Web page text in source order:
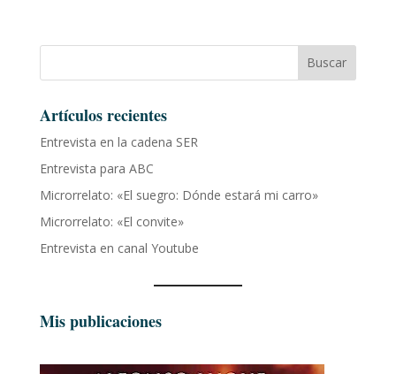
Buscar
Artículos recientes
Entrevista en la cadena SER
Entrevista para ABC
Microrrelato: «El suegro: Dónde estará mi carro»
Microrrelato: «El convite»
Entrevista en canal Youtube
Mis publicaciones